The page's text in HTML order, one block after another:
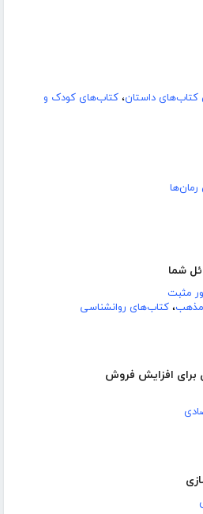
کتاب‌های داستان، کتاب‌های کودک و
رمان‌ها
شما
مثبت
مذهب، کتاب‌های روانشناسی